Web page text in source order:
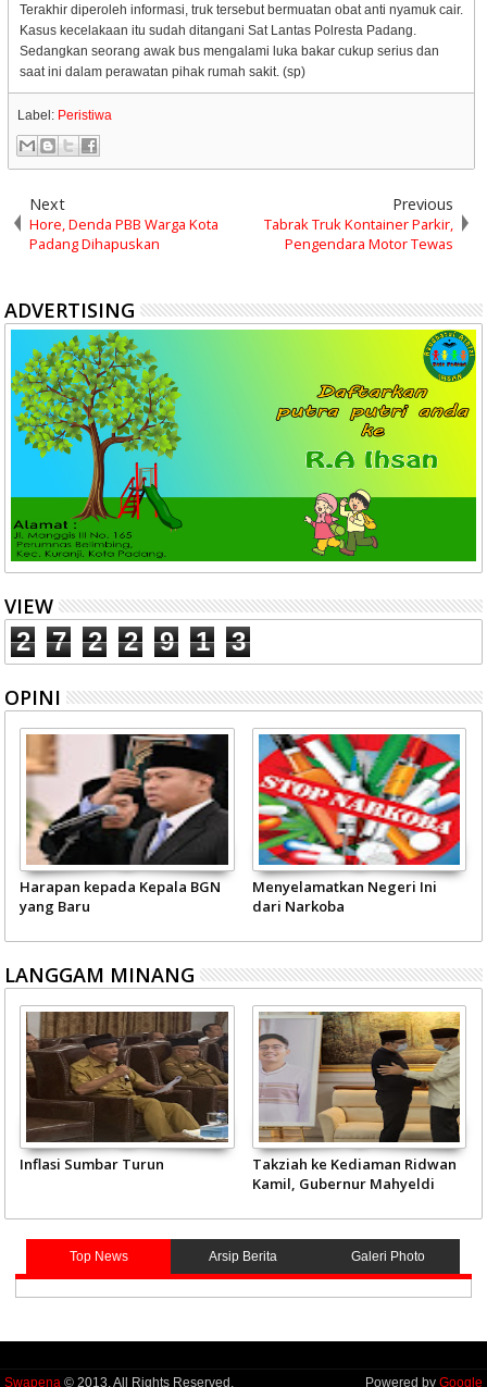
Terakhir diperoleh informasi, truk tersebut bermuatan obat anti nyamuk cair.
Kasus kecelakaan itu sudah ditangani Sat Lantas Polresta Padang.
Sedangkan seorang awak bus mengalami luka bakar cukup serius dan
saat ini dalam perawatan pihak rumah sakit. (sp)
Label: Peristiwa
Next
Hore, Denda PBB Warga Kota
Padang Dihapuskan
Previous
Tabrak Truk Kontainer Parkir,
Pengendara Motor Tewas
ADVERTISING
VIEW
2 7 2 2 9 1 3
OPINI
Harapan kepada Kepala BGN
yang Baru
Menyelamatkan Negeri Ini
dari Narkoba
LANGGAM MINANG
Inflasi Sumbar Turun
Takziah ke Kediaman Ridwan
Kamil, Gubernur Mahyeldi
Top News Arsip Berita Galeri Photo
Swapena © 2013. All Rights Reserved. Powered by Google